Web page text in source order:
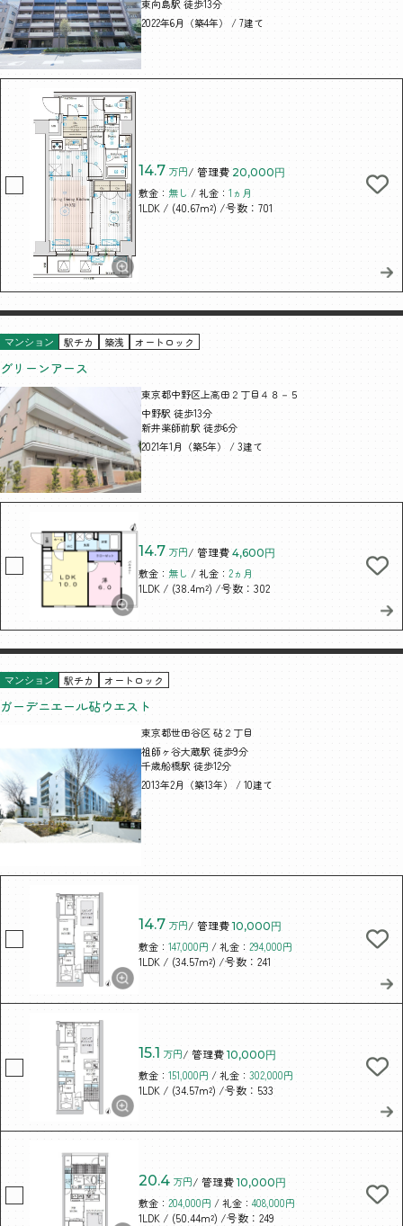
東向島駅 徒歩13分
2022年6月（築4年） / 7建て
14.7 万円/ 管理費 20,000円
敷金： 無し / 礼金：1ヵ月
1LDK / (40.67m²) /号数：701
マンション 駅チカ 築浅 オートロック
グリーンアース
東京都中野区上高田２丁目４８－５
中野駅 徒歩13分
新井薬師前駅 徒歩6分
2021年1月（築5年） / 3建て
14.7 万円/ 管理費 4,600円
敷金： 無し / 礼金：2ヵ月
1LDK / (38.4m²) /号数：302
マンション 駅チカ オートロック
ガーデニエール砧ウエスト
東京都世田谷区 砧２丁目
祖師ヶ谷大蔵駅 徒歩9分
千歳船橋駅 徒歩12分
2013年2月（築13年） / 10建て
14.7 万円/ 管理費 10,000円
敷金：147,000円 / 礼金：294,000円
1LDK / (34.57m²) /号数：241
15.1 万円/ 管理費 10,000円
敷金：151,000円 / 礼金：302,000円
1LDK / (34.57m²) /号数：533
20.4 万円/ 管理費 10,000円
敷金：204,000円 / 礼金：408,000円
1LDK / (50.44m²) /号数：249